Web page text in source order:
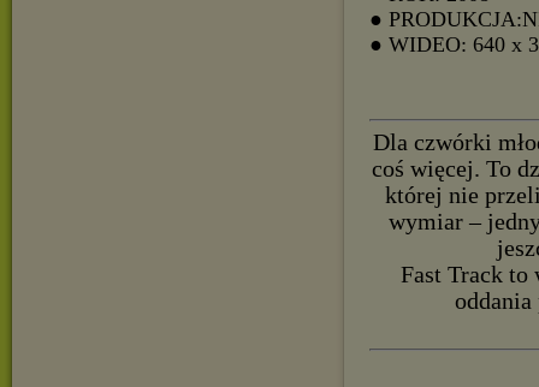
●
● WIDEO: 640 x
Dla czwórki
coś więcej. To
której nie
wymiar –
Fast Track to